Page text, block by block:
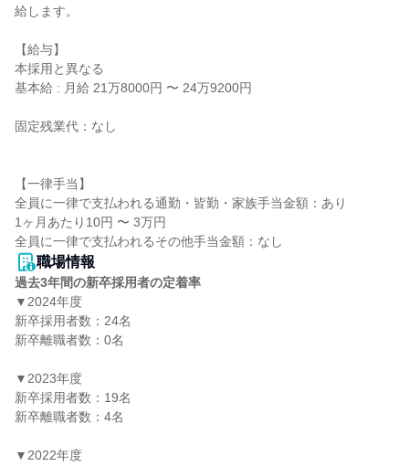
給します。
【給与】
本採用と異なる
基本給 : 月給 21万8000円 〜 24万9200円
固定残業代：なし
【一律手当】
全員に一律で支払われる通勤・皆勤・家族手当金額：あり
1ヶ月あたり10円 〜 3万円
職場情報
過去3年間の新卒採用者の定着率
▼2024年度
新卒採用者数：24名
新卒離職者数：0名
▼2023年度
新卒採用者数：19名
新卒離職者数：4名
▼2022年度